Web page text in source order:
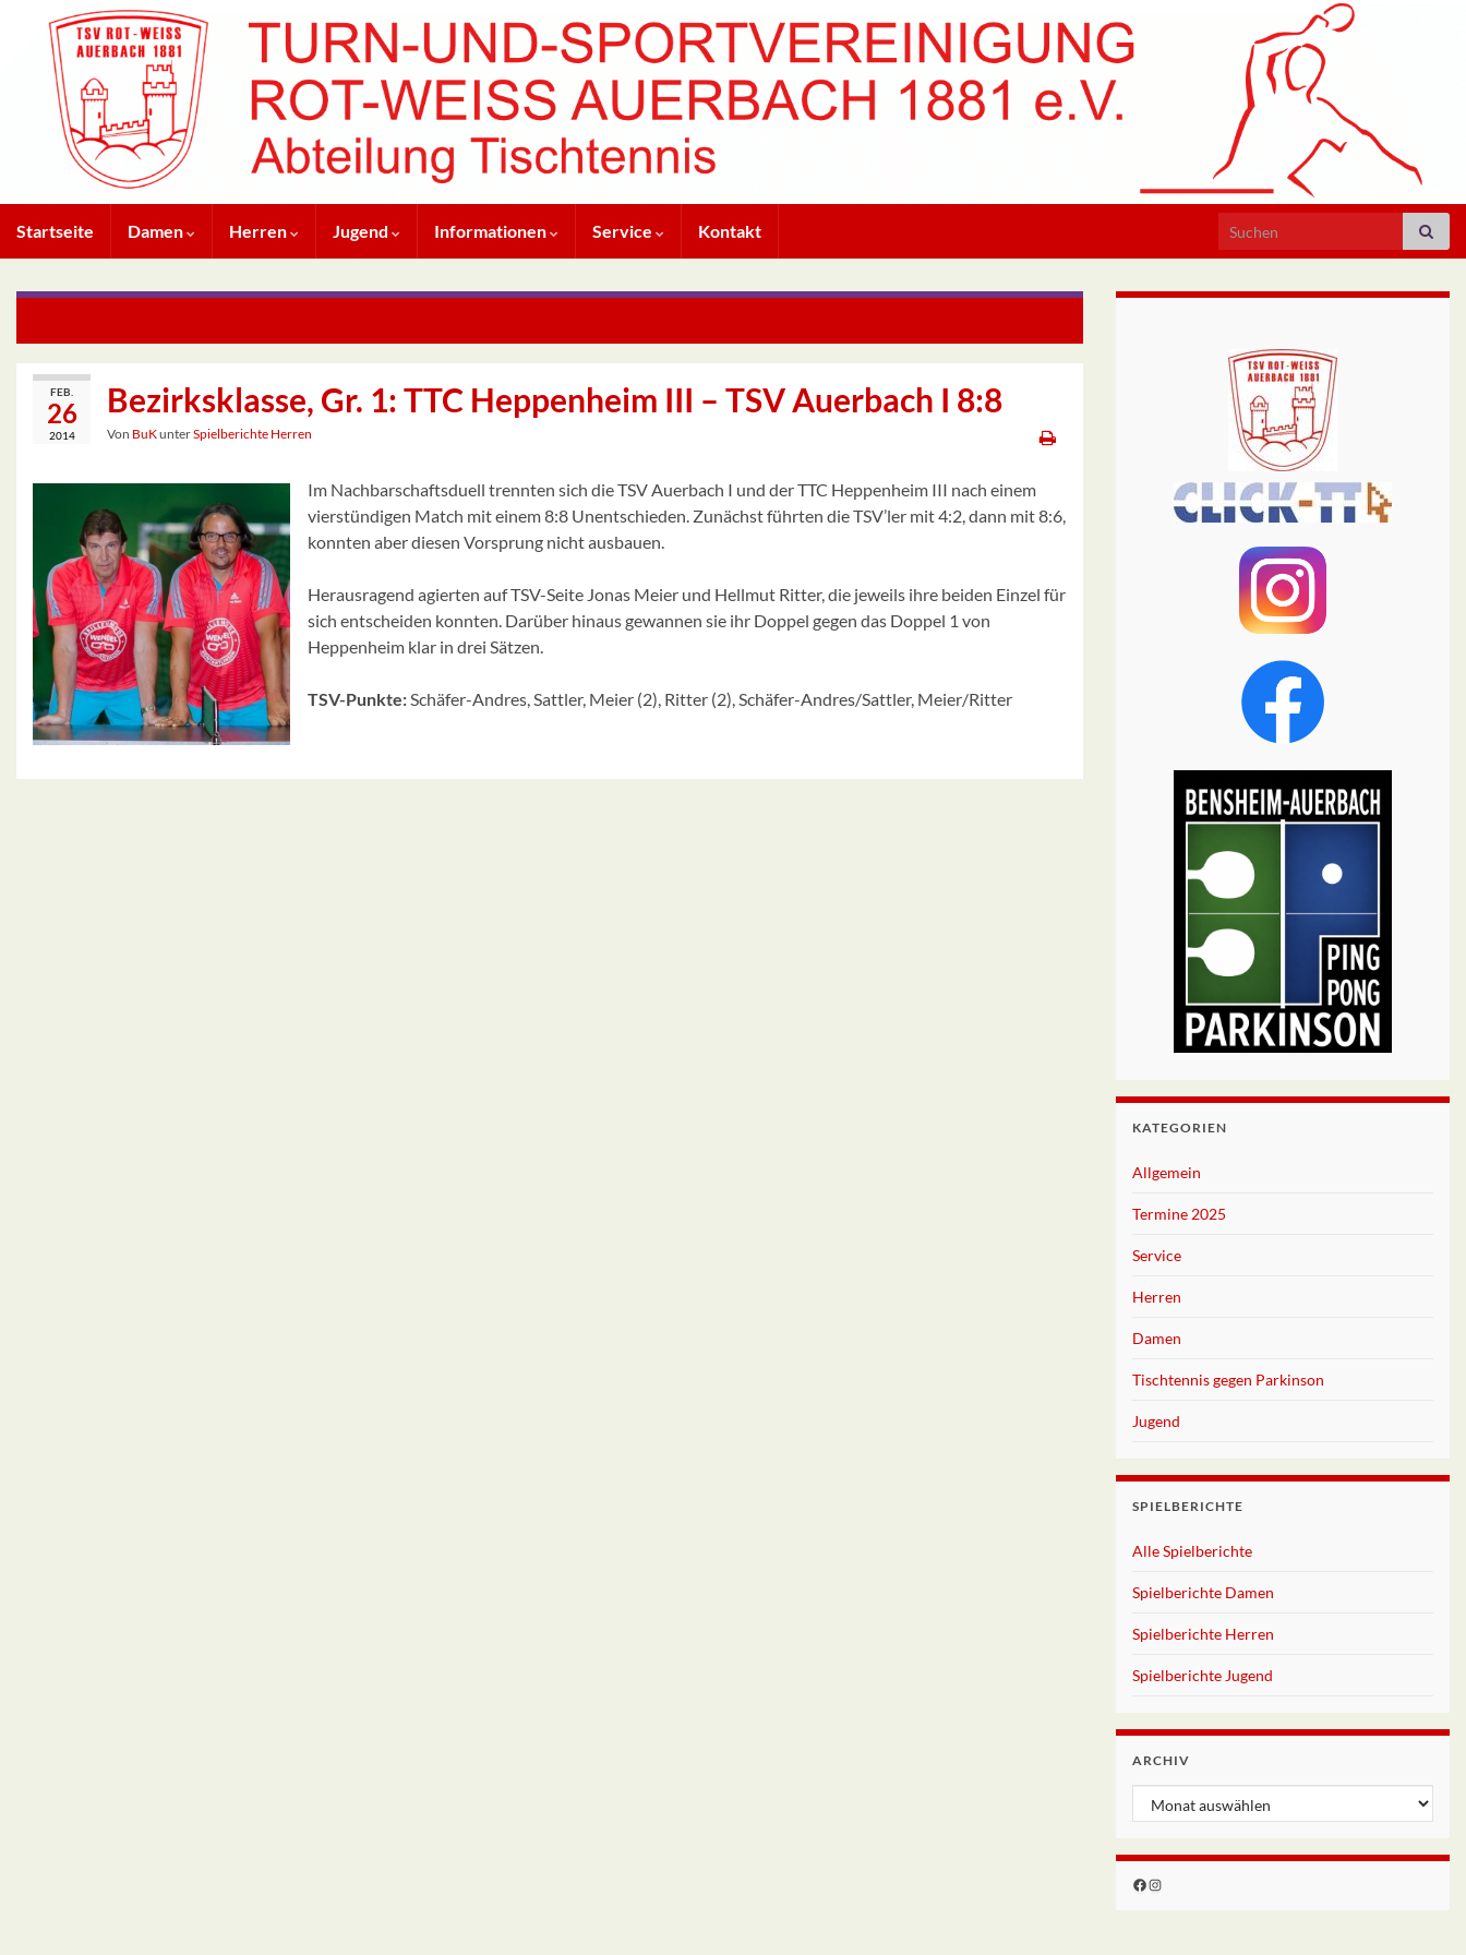
Startseite Damen Herren Jugend Informationen Service Kontakt Search for:
FEB.
26
2014
Bezirksklasse, Gr. 1: TTC Heppenheim III – TSV Auerbach I 8:8
Von BuKunterSpielberichte Herren
Im Nachbarschaftsduell trennten sich die TSV Auerbach I und der TTC Heppenheim III nach einem
vierstündigen Match mit einem 8:8 Unentschieden. Zunächst führten die TSV’ler mit 4:2, dann mit 8:6,
konnten aber diesen Vorsprung nicht ausbauen.
Herausragend agierten auf TSV-Seite Jonas Meier und Hellmut Ritter, die jeweils ihre beiden Einzel für
sich entscheiden konnten. Darüber hinaus gewannen sie ihr Doppel gegen das Doppel 1 von
Heppenheim klar in drei Sätzen.
TSV-Punkte:Schäfer-Andres, Sattler, Meier (2), Ritter (2), Schäfer-Andres/Sattler, Meier/Ritter
KATEGORIEN
Allgemein
Termine 2025
Service
Herren
Damen
Tischtennis gegen Parkinson
Jugend
SPIELBERICHTE
Alle Spielberichte
Spielberichte Damen
Spielberichte Herren
Spielberichte Jugend
ARCHIV
Archiv
Facebook
Instagram